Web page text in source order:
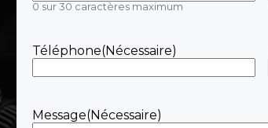
0 sur 30 caractères maximum
Téléphone(Nécessaire)
Message(Nécessaire)